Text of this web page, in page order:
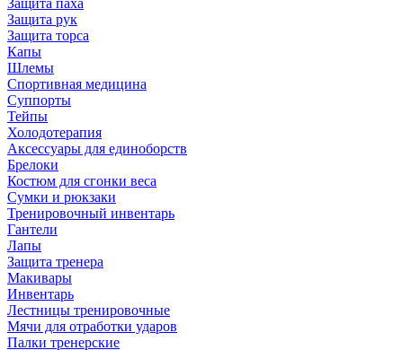
Защита паха
Защита рук
Защита торса
Капы
Шлемы
Спортивная медицина
Суппорты
Тейпы
Холодотерапия
Аксессуары для единоборств
Брелоки
Костюм для сгонки веса
Сумки и рюкзаки
Тренировочный инвентарь
Гантели
Лапы
Защита тренера
Макивары
Инвентарь
Лестницы тренировочные
Мячи для отработки ударов
Палки тренерские